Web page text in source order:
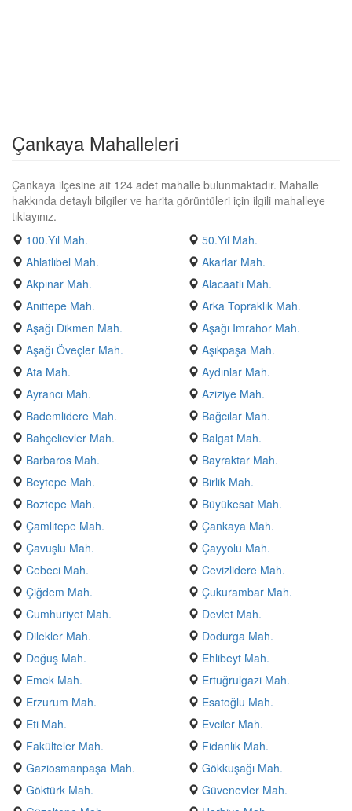
Çankaya Mahalleleri
Çankaya ilçesine ait 124 adet mahalle bulunmaktadır. Mahalle
hakkında detaylı bilgiler ve harita görüntüleri için ilgili mahalleye
tıklayınız.
100.Yıl Mah.
50.Yıl Mah.
Ahlatlıbel Mah.
Akarlar Mah.
Akpınar Mah.
Alacaatlı Mah.
Anıttepe Mah.
Arka Topraklık Mah.
Aşağı Dikmen Mah.
Aşağı Imrahor Mah.
Aşağı Öveçler Mah.
Aşıkpaşa Mah.
Ata Mah.
Aydınlar Mah.
Ayrancı Mah.
Aziziye Mah.
Bademlidere Mah.
Bağcılar Mah.
Bahçelievler Mah.
Balgat Mah.
Barbaros Mah.
Bayraktar Mah.
Beytepe Mah.
Birlik Mah.
Boztepe Mah.
Büyükesat Mah.
Çamlıtepe Mah.
Çankaya Mah.
Çavuşlu Mah.
Çayyolu Mah.
Cebeci Mah.
Cevizlidere Mah.
Çiğdem Mah.
Çukurambar Mah.
Cumhuriyet Mah.
Devlet Mah.
Dilekler Mah.
Dodurga Mah.
Doğuş Mah.
Ehlibeyt Mah.
Emek Mah.
Ertuğrulgazi Mah.
Erzurum Mah.
Esatoğlu Mah.
Eti Mah.
Evciler Mah.
Fakülteler Mah.
Fidanlık Mah.
Gaziosmanpaşa Mah.
Gökkuşağı Mah.
Göktürk Mah.
Güvenevler Mah.